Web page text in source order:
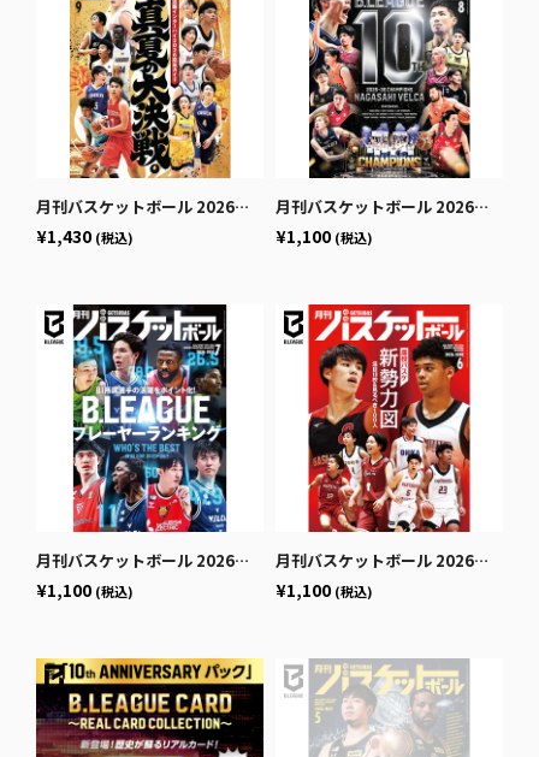
月刊バスケットボール 2026年9月号 (発売日2026年7月24日)
¥1,430 (税込)
月刊バスケットボール 2026年8月号 (発売日2026年6月25日)
¥1,100 (税込)
月刊バスケットボール 2026年7月号 (発売日2026年5月25日)
¥1,100 (税込)
月刊バスケットボール 2026年6月号 (発売日2026年4月24日)
¥1,100 (税込)